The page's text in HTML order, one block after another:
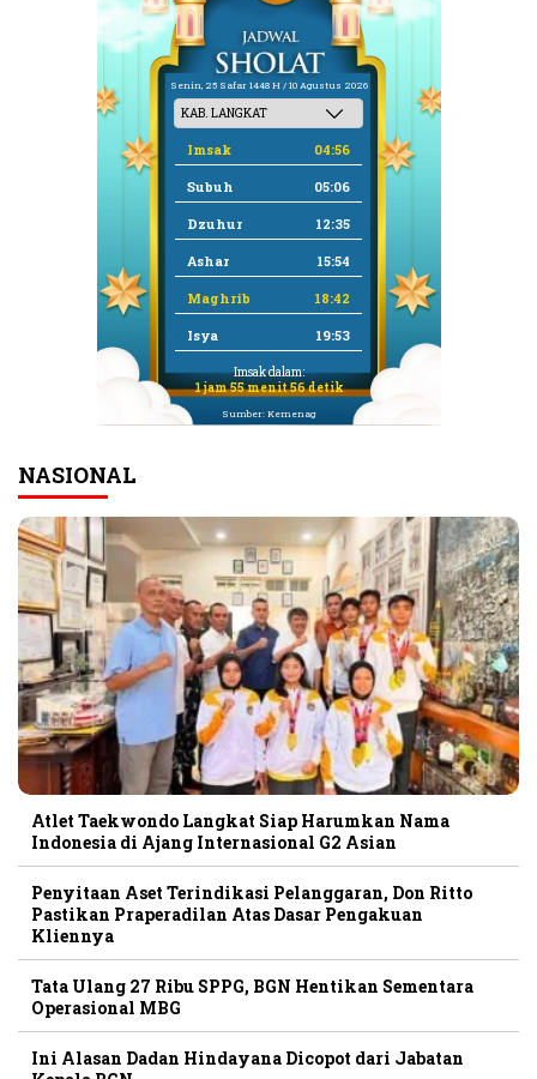
Senin, 25 Safar 1448 H / 10 Agustus 2026
Imsak 04:56
Subuh 05:06
Dzuhur 12:35
Ashar 15:54
Maghrib 18:42
Isya 19:53
Imsak dalam:
1 jam 55 menit 56 detik
Sumber: Kemenag
NASIONAL
Atlet Taekwondo Langkat Siap Harumkan Nama
Indonesia di Ajang Internasional G2 Asian
Penyitaan Aset Terindikasi Pelanggaran, Don Ritto
Pastikan Praperadilan Atas Dasar Pengakuan
Kliennya
Tata Ulang 27 Ribu SPPG, BGN Hentikan Sementara
Operasional MBG
Ini Alasan Dadan Hindayana Dicopot dari Jabatan